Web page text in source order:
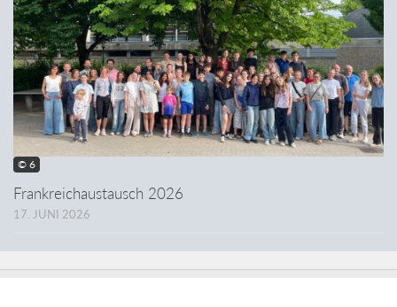
© 6
Frankreichaustausch 2026
17. JUNI 2026